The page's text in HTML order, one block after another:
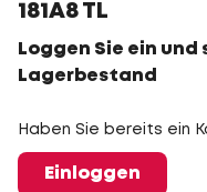
181A8 TL
Loggen Sie ein und
Lagerbestand
Haben Sie bereits ein
Einloggen